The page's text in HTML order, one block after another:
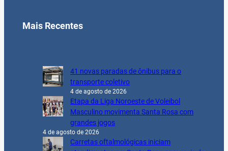
Mais Recentes
41 novas paradas de ônibus para o
transporte coletivo
4 de agosto de 2026
Etapa da Liga Noroeste de Voleibol
Masculino movimenta Santa Rosa com
grandes jogos
4 de agosto de 2026
Carretas oftalmológicas iniciam